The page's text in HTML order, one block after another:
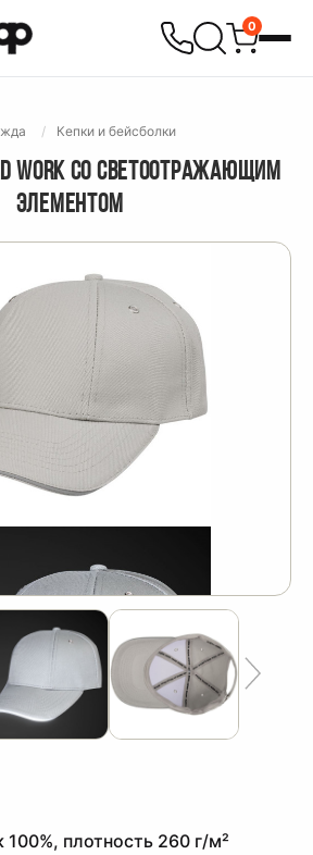
0
Кепки и бейсболки
WORK СО СВЕТООТРАЖАЮЩИМ
ЭЛЕМЕНТОМ
100%, плотность 260 г/м²